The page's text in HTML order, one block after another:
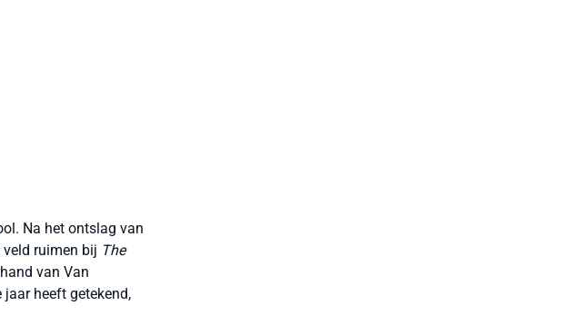
Na het ontslag van
ruimen bij The
van Van
heeft getekend,